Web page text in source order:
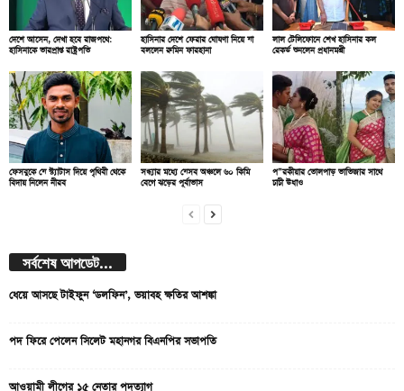
দেশে আসেন, দেখা হবে রাজপথে:
হাসিনাকে ভারপ্রাপ্ত রাষ্ট্রপতি
হাসিনার দেশে ফেরার ঘোষণা নিয়ে যা
বললেন রুমিন ফারহানা
লাল টেলিফোনে শেখ হাসিনার কল
রেকর্ড শুনলেন প্রধানমন্ত্রী
ফেসবুকে যে স্ট্যাটাস দিয়ে পৃথিবী থেকে
বিদায় নিলেন নীরব
সন্ধ্যার মধ্যে যেসব অঞ্চলে ৬০ কিমি
বেগে ঝড়ের পূর্বাভাস
প”রকীয়ার তোলপাড় ভাতিজার সাথে
চাচী উধাও
সর্বশেষ আপডেট...
ধেয়ে আসছে টাইফুন ‘ডলফিন’, ভয়াবহ ক্ষতির আশঙ্কা
পদ ফিরে পেলেন সিলেট মহানগর বিএনপির সভাপতি
আওয়ামী লীগের ১৫ নেতার পদত্যাগ